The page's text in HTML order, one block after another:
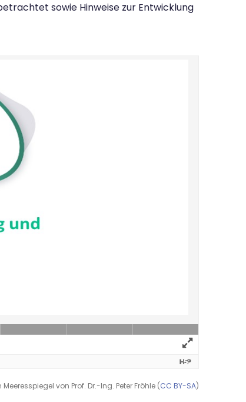
sowie Hinweise zur Entwicklung
von Prof. Dr.-Ing. Peter Fröhle (CC BY-SA)